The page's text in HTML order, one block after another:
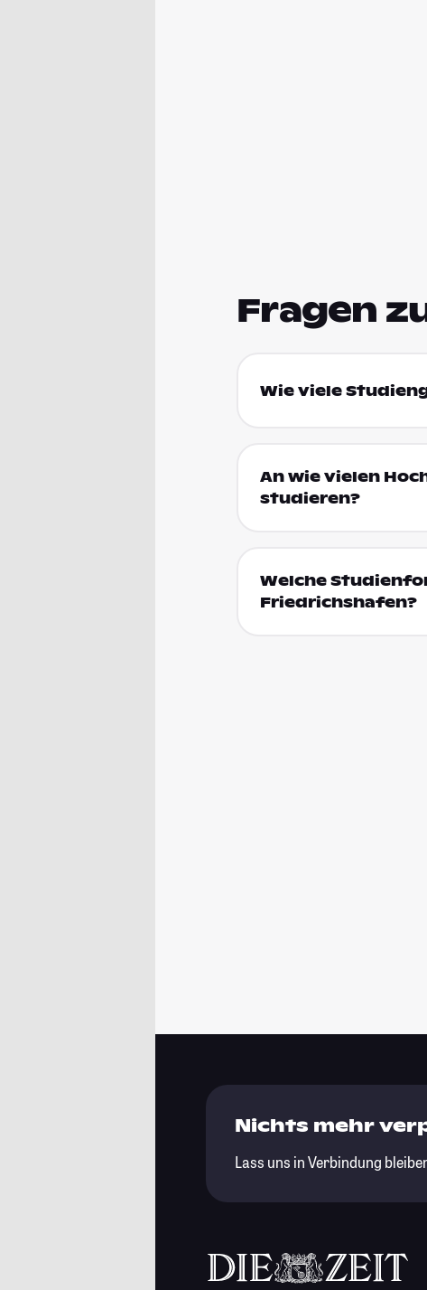
Fragen
Wie viele
An wie vielen
studieren?
Welche
Friedrichshafen?
Nichts mehr
Lass uns in Verbindung